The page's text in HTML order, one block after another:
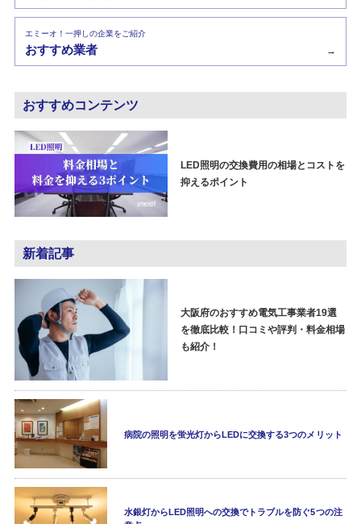
エミーオ！一押しの企業をご紹介
おすすめ業者 →
おすすめコンテンツ
LED照明の交換費用の相場とコストを
抑えるポイント
新着記事
大阪府のおすすめ電気工事業者19選
を徹底比較！口コミや評判・料金相場
も紹介！
病院の照明を蛍光灯からLEDに交換する3つのメリット
水銀灯からLED照明への交換でトラブルを防ぐ5つの注